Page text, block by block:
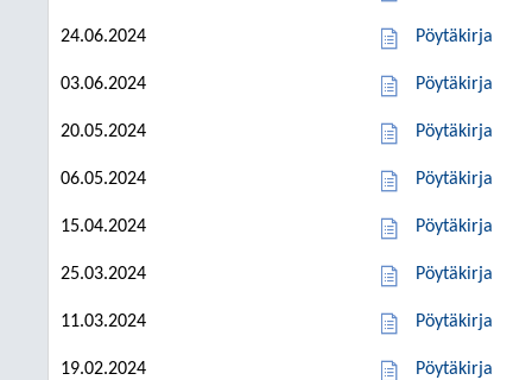
24.06.2024 Pöytäkirja
03.06.2024 Pöytäkirja
20.05.2024 Pöytäkirja
06.05.2024 Pöytäkirja
15.04.2024 Pöytäkirja
25.03.2024 Pöytäkirja
11.03.2024 Pöytäkirja
19.02.2024 Pöytäkirja